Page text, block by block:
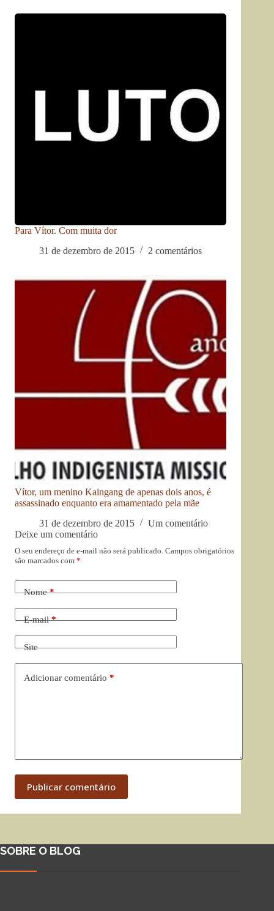
Para Vítor. Com muita dor
31 de dezembro de 2015
2 comentários
Vítor, um menino Kaingang de apenas dois anos, é
assassinado enquanto era amamentado pela mãe
31 de dezembro de 2015
Um comentário
Deixe um comentário
O seu endereço de e-mail não será publicado. Campos obrigatórios
são marcados com *
Nome*
E-mail*
Site
Adicionar comentário *
Publicar comentário
SOBRE O BLOG